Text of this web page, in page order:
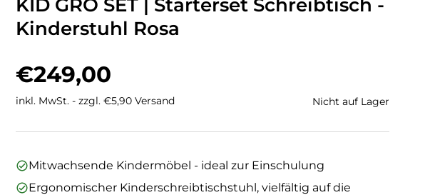
KID GRO SET | Starterset Schreibtisch -
Kinderstuhl Rosa
Normaler Preis
€249,00
inkl. MwSt. - zzgl. €5,90 Versand Nicht auf Lager
Mitwachsende Kindermöbel - ideal zur Einschulung
Ergonomischer Kinderschreibtischstuhl, vielfältig auf die